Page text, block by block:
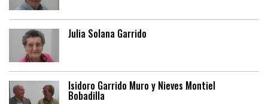
Julia Solana Garrido
Isidoro Garrido Muro y Nieves Montiel
Bobadilla